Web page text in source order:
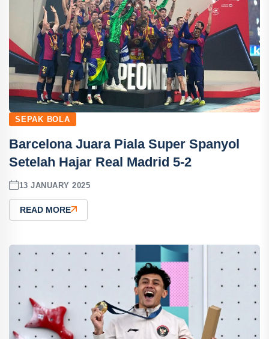
SEPAK BOLA
Barcelona Juara Piala Super Spanyol
Setelah Hajar Real Madrid 5-2
13 JANUARY 2025
READ MORE